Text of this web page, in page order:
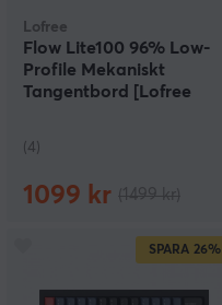
Lofree
Flow Lite100 96% Low-
Profile Mekaniskt
Tangentbord [Lofree
(4)
1099 kr
SPARA 26%